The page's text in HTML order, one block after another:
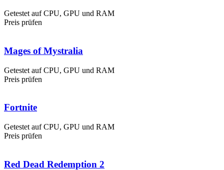
Getestet auf CPU, GPU und RAM
Preis prüfen
Mages of Mystralia
Getestet auf CPU, GPU und RAM
Preis prüfen
Fortnite
Getestet auf CPU, GPU und RAM
Preis prüfen
Red Dead Redemption 2